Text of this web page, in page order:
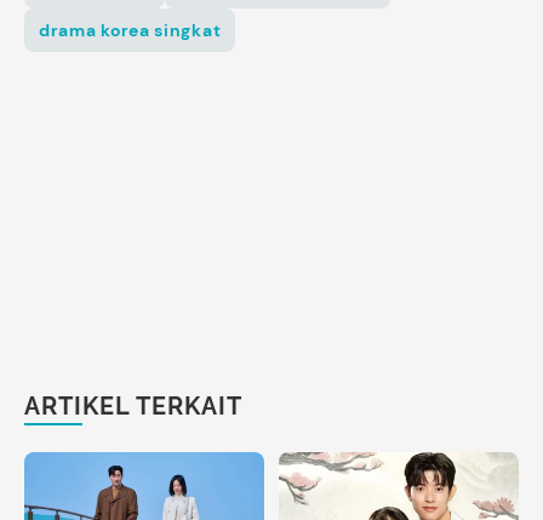
drama korea singkat
ARTIKEL TERKAIT